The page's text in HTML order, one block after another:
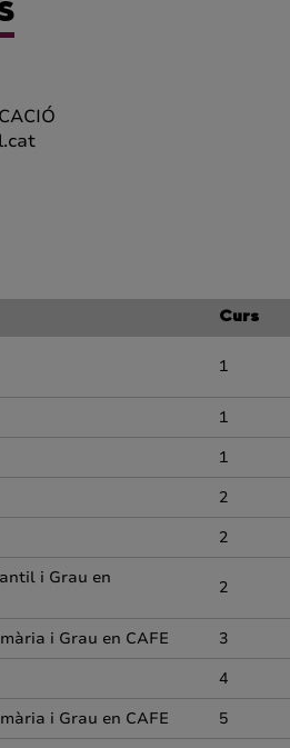
Curs
1
1
1
2
2
i Grau en
2
i Grau en CAFE 3
4
i Grau en CAFE
5